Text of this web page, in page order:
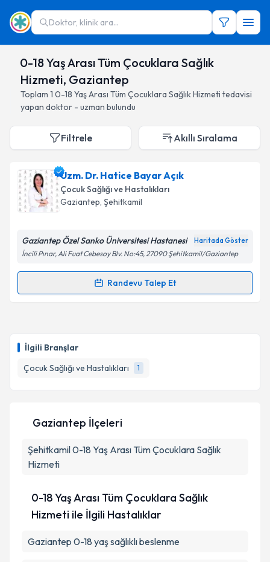
Doktor, klinik ara...
0-18 Yaş Arası Tüm Çocuklara Sağlık
Hizmeti, Gaziantep
Toplam 1 0-18 Yaş Arası Tüm Çocuklara Sağlık Hizmeti tedavisi
yapan doktor - uzman bulundu
İlgili Branşlar
Çocuk Sağlığı ve Hastalıkları
1
Filtrele Akıllı Sıralama
Uzm. Dr. Hatice Bayar Açık
Çocuk Sağlığı ve Hastalıkları
Gaziantep, Şehitkamil
Gaziantep Özel Sanko Üniversitesi Hastanesi Haritada Göster
İncili Pınar, Ali Fuat Cebesoy Blv. No:45, 27090 Şehitkamil/Gaziantep
Randevu Talep Et
Randevu Takvimi Talebi
için bir takvim hazırlandığında e-posta ile
bilgilendireceğiz.
E-posta Adresiniz
Kişisel verilerimin işlenmesine ilişkinAydınlatma
Metni
Takvim Talebini Gönder
Gaziantep İlçeleri
Şehitkamil0-18 Yaş Arası Tüm Çocuklara Sağlık
Hizmeti
0-18 Yaş Arası Tüm Çocuklara Sağlık
Hizmeti ile İlgili Hastalıklar
Gaziantep 0-18 yaş sağlıklı beslenme